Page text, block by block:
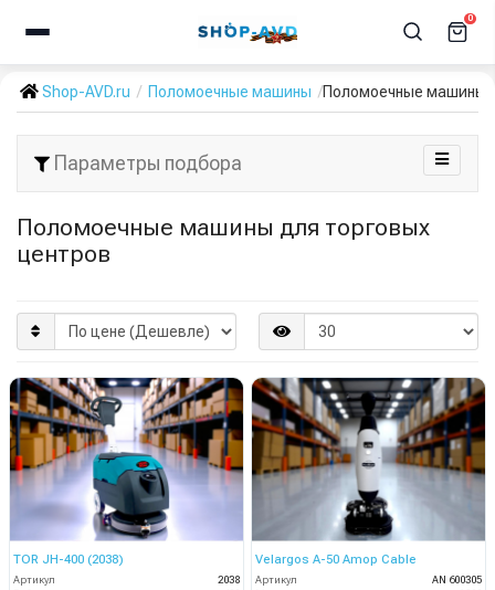
0
Shop-AVD.ru Поломоечные машины Поломоечные машины
Параметры подбора
Поломоечные машины для торговых
центров
TOR JH-400 (2038)
Артикул
2038
Velargos A-50 Amop Cable
Артикул
AN 600305